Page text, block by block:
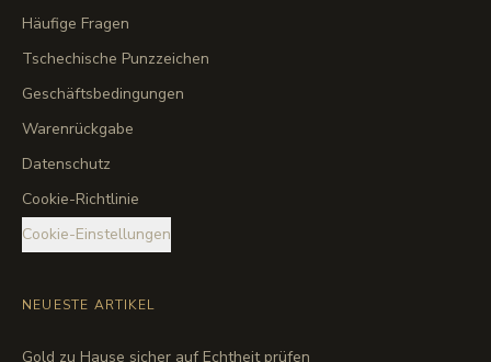
Häufige Fragen
Tschechische Punzzeichen
Geschäftsbedingungen
Warenrückgabe
Datenschutz
Cookie-Richtlinie
Cookie-Einstellungen
NEUESTE ARTIKEL
Gold zu Hause sicher auf Echtheit prüfen